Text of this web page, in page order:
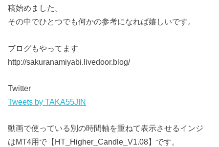
稿始めました。
その中でひとつでも何かの参考になれば嬉しいです。
ブログもやってます
http://sakuranamiyabi.livedoor.blog/
Twitter
Tweets by TAKA55JIN
動画で使っている別の時間軸を重ねて表示させるインジ
はMT4用で【HT_Higher_Candle_V1.08】です。